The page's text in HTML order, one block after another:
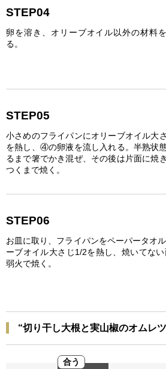
STEP04
卵を溶き、オリーブオイル以外の材料
る。
STEP05
小さめのフライパンにオリーブオイル大
を熱し、④の卵液を流し入れる。半熟状
るまで箸でかき混ぜ、その後は片面に焼
つくまで焼く。
STEP06
お皿に取り、フライパンをペーパータオ
ーブオイル大さじ1/2を熱し、焼いてな
弱火で焼く。
“切り干し大根と実山椒のオムレ
合う